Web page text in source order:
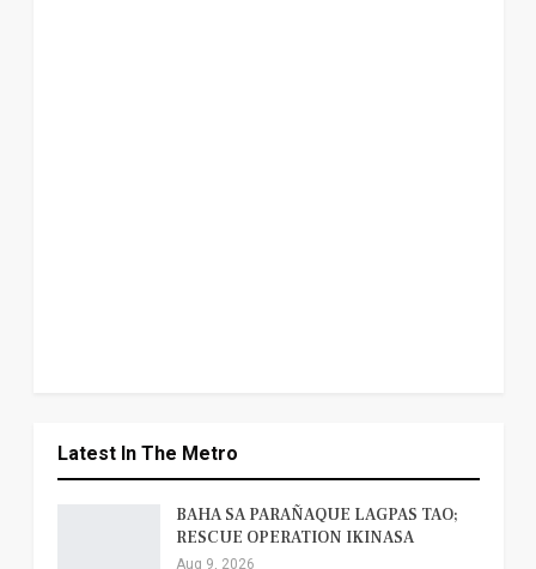
Latest In The Metro
BAHA SA PARAÑAQUE LAGPAS TAO;
RESCUE OPERATION IKINASA
Aug 9, 2026